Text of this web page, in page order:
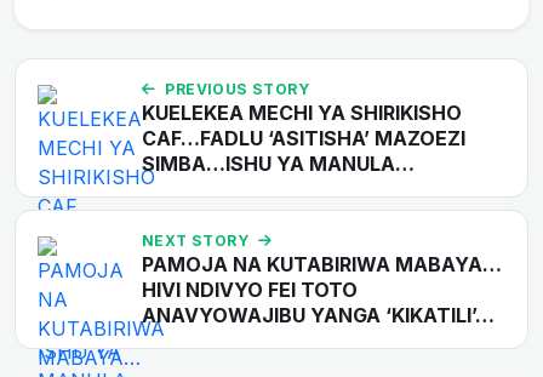
PREVIOUS STORY
KUELEKEA MECHI YA SHIRIKISHO
CAF…FADLU ‘ASITISHA’ MAZOEZI
SIMBA…ISHU YA MANULA…
NEXT STORY
PAMOJA NA KUTABIRIWA MABAYA…
HIVI NDIVYO FEI TOTO
ANAVYOWAJIBU YANGA ‘KIKATILI’…